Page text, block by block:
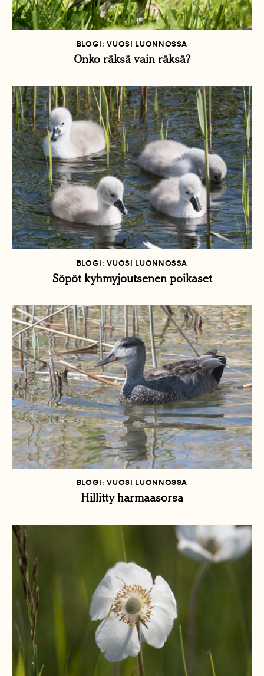
BLOGI: VUOSI LUONNOSSA
Onko räksä vain räksä?
BLOGI: VUOSI LUONNOSSA
Söpöt kyhmyjoutsenen poikaset
BLOGI: VUOSI LUONNOSSA
Hillitty harmaasorsa